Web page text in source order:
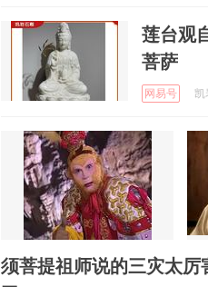
莲台观
菩萨
网易号
须菩提祖师说的三灾太